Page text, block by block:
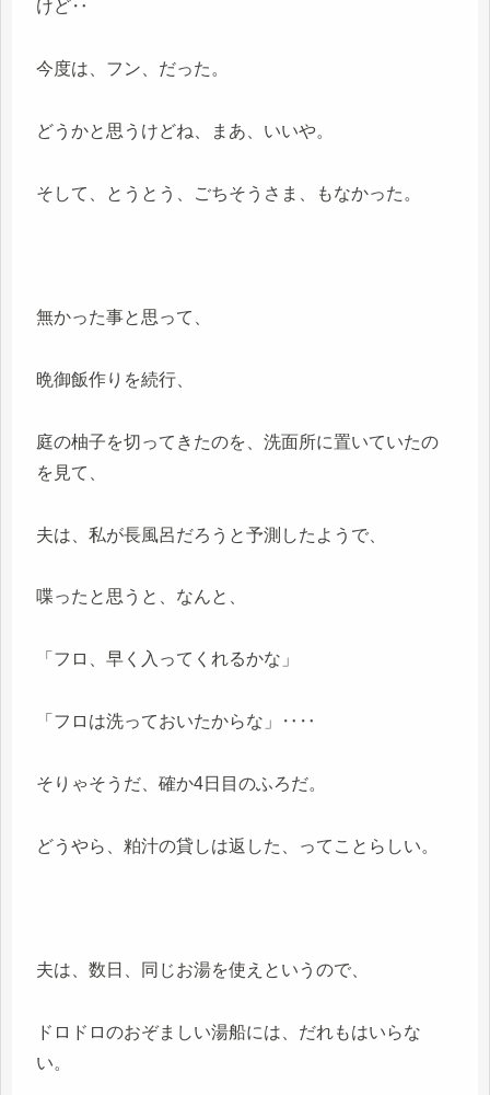
けど‥
今度は、フン、だった。
どうかと思うけどね、まあ、いいや。
そして、とうとう、ごちそうさま、もなかった。
無かった事と思って、
晩御飯作りを続行、
庭の柚子を切ってきたのを、洗面所に置いていたの
を見て、
夫は、私が長風呂だろうと予測したようで、
喋ったと思うと、なんと、
「フロ、早く入ってくれるかな」
「フロは洗っておいたからな」‥‥
そりゃそうだ、確か4日目のふろだ。
どうやら、粕汁の貸しは返した、ってことらしい。
夫は、数日、同じお湯を使えというので、
ドロドロのおぞましい湯船には、だれもはいらな
い。